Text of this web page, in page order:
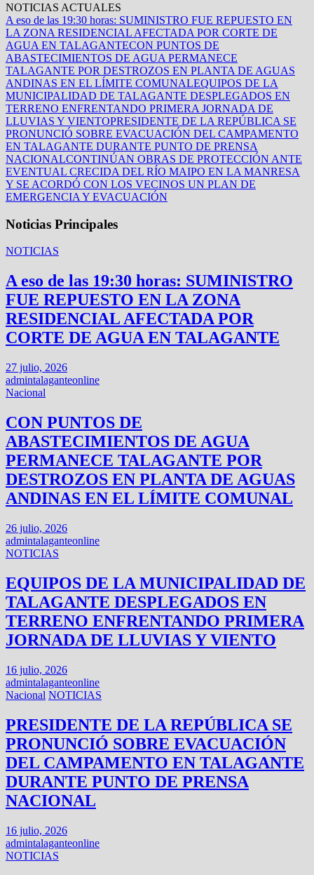
NOTICIAS ACTUALES
A eso de las 19:30 horas: SUMINISTRO FUE REPUESTO EN
LA ZONA RESIDENCIAL AFECTADA POR CORTE DE
AGUA EN TALAGANTECON PUNTOS DE
ABASTECIMIENTOS DE AGUA PERMANECE
TALAGANTE POR DESTROZOS EN PLANTA DE AGUAS
ANDINAS EN EL LÍMITE COMUNALEQUIPOS DE LA
MUNICIPALIDAD DE TALAGANTE DESPLEGADOS EN
TERRENO ENFRENTANDO PRIMERA JORNADA DE
LLUVIAS Y VIENTOPRESIDENTE DE LA REPÚBLICA SE
PRONUNCIÓ SOBRE EVACUACIÓN DEL CAMPAMENTO
EN TALAGANTE DURANTE PUNTO DE PRENSA
NACIONALCONTINÚAN OBRAS DE PROTECCIÓN ANTE
EVENTUAL CRECIDA DEL RÍO MAIPO EN LA MANRESA
Y SE ACORDÓ CON LOS VECINOS UN PLAN DE
EMERGENCIA Y EVACUACIÓN
Noticias Principales
NOTICIAS
A eso de las 19:30 horas: SUMINISTRO
FUE REPUESTO EN LA ZONA
RESIDENCIAL AFECTADA POR
CORTE DE AGUA EN TALAGANTE
27 julio, 2026
admintalaganteonline
Nacional
CON PUNTOS DE
ABASTECIMIENTOS DE AGUA
PERMANECE TALAGANTE POR
DESTROZOS EN PLANTA DE AGUAS
ANDINAS EN EL LÍMITE COMUNAL
26 julio, 2026
admintalaganteonline
NOTICIAS
EQUIPOS DE LA MUNICIPALIDAD DE
TALAGANTE DESPLEGADOS EN
TERRENO ENFRENTANDO PRIMERA
JORNADA DE LLUVIAS Y VIENTO
16 julio, 2026
admintalaganteonline
Nacional NOTICIAS
PRESIDENTE DE LA REPÚBLICA SE
PRONUNCIÓ SOBRE EVACUACIÓN
DEL CAMPAMENTO EN TALAGANTE
DURANTE PUNTO DE PRENSA
NACIONAL
16 julio, 2026
admintalaganteonline
NOTICIAS